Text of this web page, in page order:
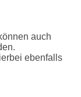
auch
ebenfalls